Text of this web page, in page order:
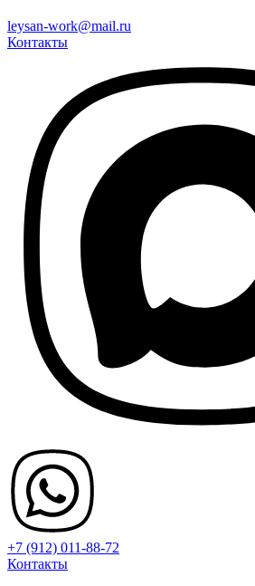
leysan-work@mail.ru
Контакты
+7 (912) 011-88-72
Контакты